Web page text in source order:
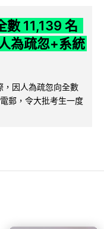
數 11,139 名
為疏忽+系統
，因人為疏忽向全數
郵，令大批考生一度